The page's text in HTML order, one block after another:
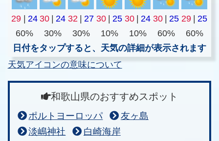
29 | 24 30 | 24 32 | 27 30 | 25 30 | 24 30 | 25 29 | 25
60%
30% 30% 10% 10% 60%
60%
日付をタップすると、天気の詳細が表示されます
天気アイコンの意味について
和歌山県のおすすめスポット
ポルトヨーロッパ
友ヶ島
淡嶋神社
白崎海岸